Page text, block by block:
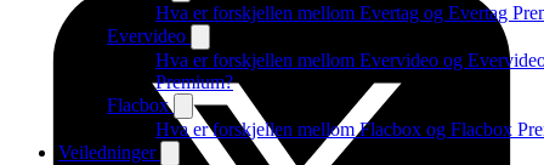
Hva er forskjellen mellom Evertag og Evertag
Evervideo
Hva er forskjellen mellom Evervideo og
Premium?
Flacbox
Hva er forskjellen mellom Flacbox og Flacbox
Veiledninger